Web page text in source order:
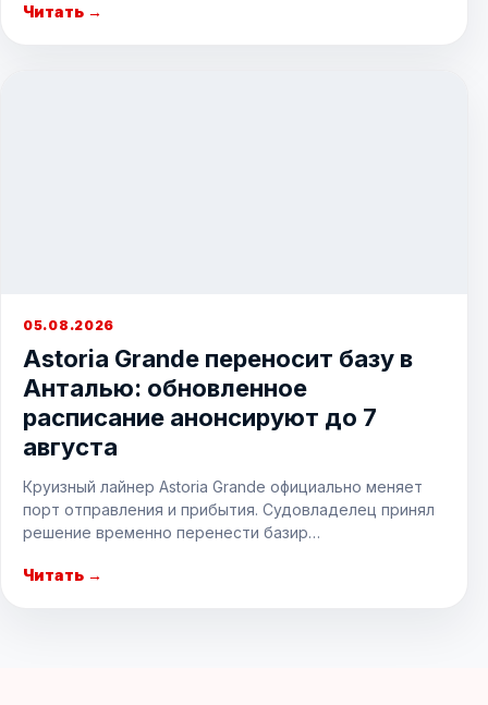
Читать →
05.08.2026
Astoria Grande переносит базу в
Анталью: обновленное
расписание анонсируют до 7
августа
Круизный лайнер Astoria Grande официально меняет
порт отправления и прибытия. Судовладелец принял
решение временно перенести базир…
Читать →